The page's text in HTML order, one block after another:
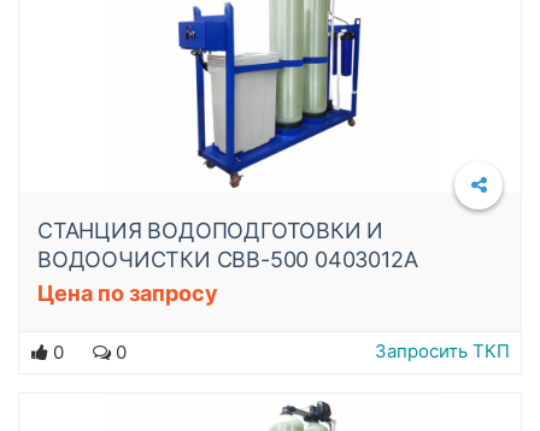
СТАНЦИЯ ВОДОПОДГОТОВКИ И
ВОДООЧИСТКИ СВВ-500 0403012A
Цена по запросу
0 0 Запросить ТКП